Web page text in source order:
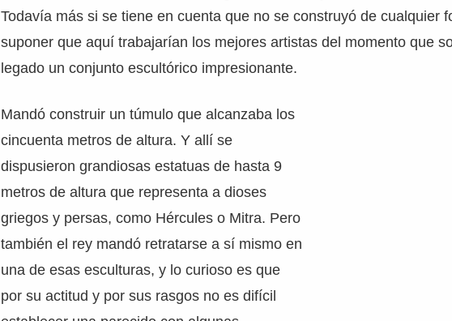
Todavía más si se tiene en cuenta que no se construyó de cualquier
suponer que aquí trabajarían los mejores artistas del momento que
legado un conjunto escultórico impresionante.
Mandó construir un túmulo que alcanzaba los
cincuenta metros de altura. Y allí se
dispusieron grandiosas estatuas de hasta 9
metros de altura que representa a dioses
griegos y persas, como Hércules o Mitra. Pero
también el rey mandó retratarse a sí mismo en
una de esas esculturas, y lo curioso es que
por su actitud y por sus rasgos no es difícil